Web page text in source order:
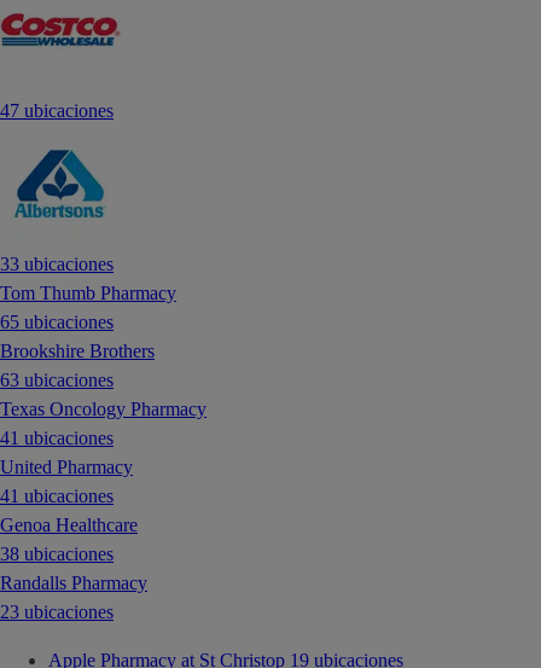
47 ubicaciones
33 ubicaciones
Tom Thumb Pharmacy
65 ubicaciones
Brookshire Brothers
63 ubicaciones
Texas Oncology Pharmacy
41 ubicaciones
United Pharmacy
41 ubicaciones
Genoa Healthcare
38 ubicaciones
Randalls Pharmacy
23 ubicaciones
Apple Pharmacy at St Christop 19 ubicaciones